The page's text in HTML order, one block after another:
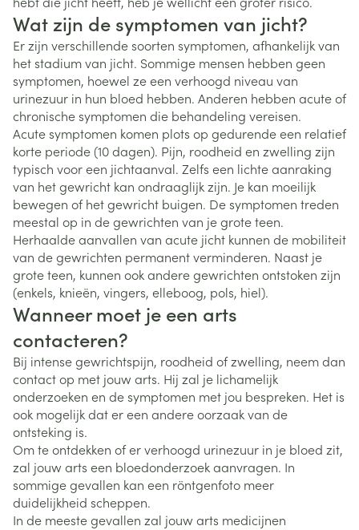
Wat zijn de symptomen van jicht?
Er zijn verschillende soorten symptomen, afhankelijk van
het stadium van jicht. Sommige mensen hebben geen
symptomen, hoewel ze een verhoogd niveau van
urinezuur in hun bloed hebben. Anderen hebben acute of
chronische symptomen die behandeling vereisen.
Acute symptomen komen plots op gedurende een relatief
korte periode (10 dagen). Pijn, roodheid en zwelling zijn
typisch voor een jichtaanval. Zelfs een lichte aanraking
van het gewricht kan ondraaglijk zijn. Je kan moeilijk
bewegen of het gewricht buigen. De symptomen treden
meestal op in de gewrichten van je grote teen.
Herhaalde aanvallen van acute jicht kunnen de mobiliteit
van de gewrichten permanent verminderen. Naast je
grote teen, kunnen ook andere gewrichten ontstoken zijn
(enkels, knieën, vingers, elleboog, pols, hiel).
Wanneer moet je een arts
contacteren?
Bij intense gewrichtspijn, roodheid of zwelling, neem dan
contact op met jouw arts. Hij zal je lichamelijk
onderzoeken en de symptomen met jou bespreken. Het is
ook mogelijk dat er een andere oorzaak van de
ontsteking is.
Om te ontdekken of er verhoogd urinezuur in je bloed zit,
zal jouw arts een bloedonderzoek aanvragen. In
sommige gevallen kan een röntgenfoto meer
duidelijkheid scheppen.
In de meeste gevallen zal jouw arts medicijnen